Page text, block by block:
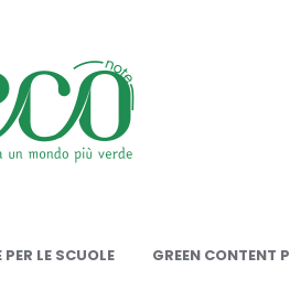
LE SCUOLE GREEN CONTENT